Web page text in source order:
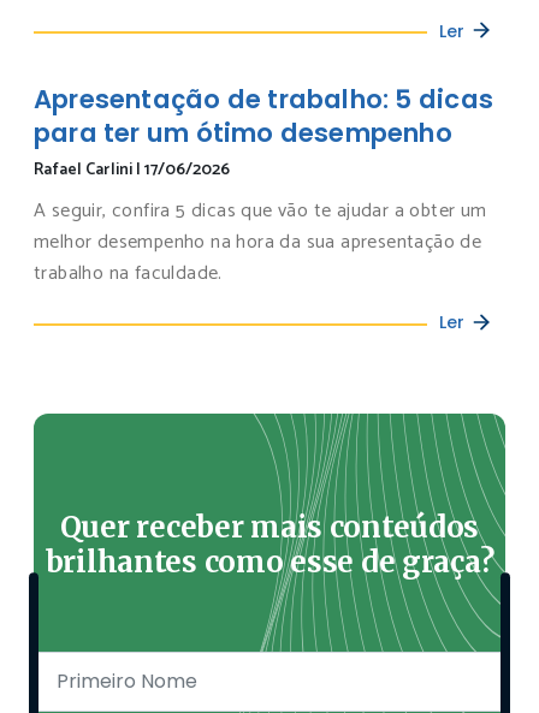
Ler
Apresentação de trabalho: 5 dicas
para ter um ótimo desempenho
Rafael Carlini|17/06/2026
A seguir, confira 5 dicas que vão te ajudar a obter um
melhor desempenho na hora da sua apresentação de
trabalho na faculdade.
Ler
Quer receber mais conteúdos
brilhantes como esse de graça?